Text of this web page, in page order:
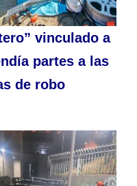
vinculado a
partes a las
de robo